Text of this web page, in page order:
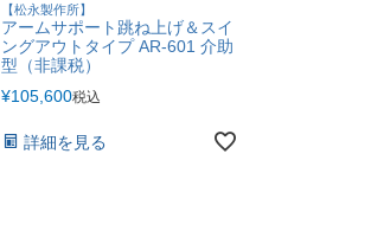
【松永製作所】
アームサポート跳ね上げ＆スイ
ングアウトタイプ AR-601 介助
型（非課税）
¥105,600税込
詳細を見る